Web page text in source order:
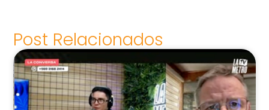
Post Relacionados